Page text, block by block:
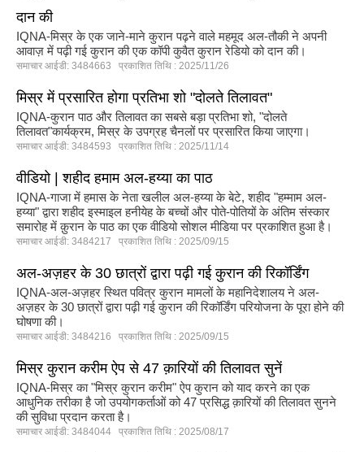
दान की
IQNA-मिस्र के एक जाने-माने कुरान पढ़ने वाले महमूद अल-तौकी ने अपनी
आवाज़ में पढ़ी गई कुरान की एक कॉपी कुवैत कुरान रेडियो को दान की।
समाचार आईडी: 3484663 प्रकाशित तिथि : 2025/11/26
मिस्र में प्रसारित होगा प्रतिभा शो "दोलते तिलावत"
IQNA-कुरान पाठ और तिलावत का सबसे बड़ा प्रतिभा शो, "दोलते
तिलावत"कार्यक्रम, मिस्र के उपग्रह चैनलों पर प्रसारित किया जाएगा।
समाचार आईडी: 3484593 प्रकाशित तिथि : 2025/11/14
वीडियो | शहीद हमाम अल-हय्या का पाठ
IQNA-गाजा में हमास के नेता खलील अल-हय्या के बेटे, शहीद "हम्माम अल-
हय्या" द्वारा शहीद इस्माइल हनीयेह के बच्चों और पोते-पोतियों के अंतिम संस्कार
समारोह में क़ुरान के पाठ का एक वीडियो सोशल मीडिया पर प्रकाशित हुआ है।
समाचार आईडी: 3484217 प्रकाशित तिथि : 2025/09/15
अल-अज़हर के 30 छात्रों द्वारा पढ़ी गई कुरान की रिकॉर्डिंग
IQNA-अल-अज़हर स्थित पवित्र कुरान मामलों के महानिदेशालय ने अल-
अज़हर के 30 छात्रों द्वारा पढ़ी गई कुरान की रिकॉर्डिंग परियोजना के पूरा होने की
घोषणा की।
समाचार आईडी: 3484216 प्रकाशित तिथि : 2025/09/15
मिस्र कुरान करीम ऐप से 47 क़ारियों की तिलावत सुनें
IQNA-मिस्र का "मिस्र कुरान करीम" ऐप कुरान को याद करने का एक
आधुनिक तरीका है जो उपयोगकर्ताओं को 47 प्रसिद्ध क़ारियों की तिलावत सुनने
की सुविधा प्रदान करता है।
समाचार आईडी: 3484044 प्रकाशित तिथि : 2025/08/17